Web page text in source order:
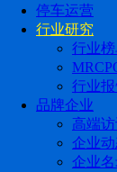
停车运营
行业研究
行业
行业
品牌企业
高端
企业
企业